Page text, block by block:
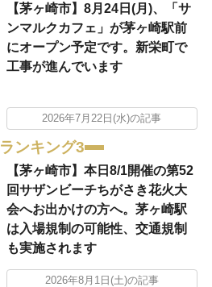
【茅ヶ崎市】8月24日(月)、「サ
ンマルクカフェ」が茅ヶ崎駅前
にオープン予定です。新栄町で
工事が進んでいます
2026年7月22日(水)の記事
ランキング3
【茅ヶ崎市】本日8/1開催の第52
回サザンビーチちがさき花火大
会へお出かけの方へ。茅ヶ崎駅
は入場規制の可能性、交通規制
も実施されます
2026年8月1日(土)の記事